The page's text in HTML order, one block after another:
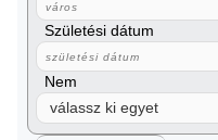
Születési dátum
Nem